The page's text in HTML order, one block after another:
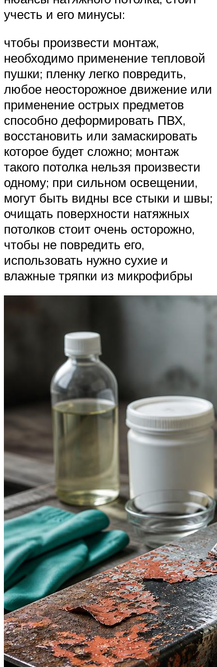
учесть и его минусы:
чтобы произвести монтаж,
необходимо применение тепловой
пушки; пленку легко повредить,
любое неосторожное движение или
применение острых предметов
способно деформировать ПВХ,
восстановить или замаскировать
которое будет сложно; монтаж
такого потолка нельзя произвести
одному; при сильном освещении,
могут быть видны все стыки и швы;
очищать поверхности натяжных
потолков стоит очень осторожно,
чтобы не повредить его,
использовать нужно сухие и
влажные тряпки из микрофибры